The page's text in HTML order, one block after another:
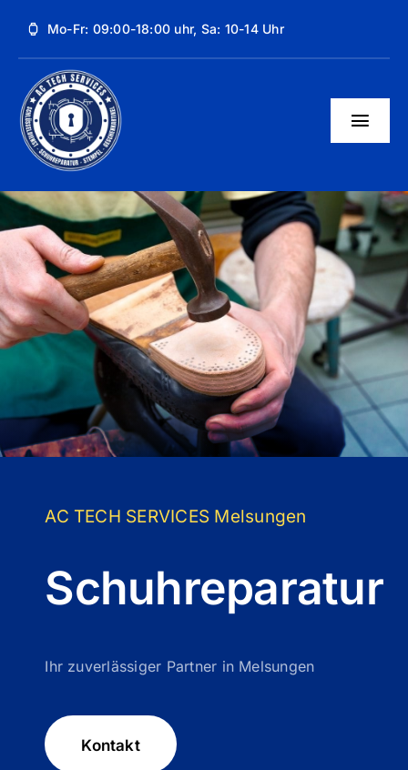
content
Mo-Fr: 09:00-18:00 uhr, Sa: 10-14 Uhr
Unsere Dienstleistungen
Über uns
Kontakt
AC TECH SERVICES Melsungen
Schuhreparatur
Ihr zuverlässiger Partner in Melsungen
Kontakt